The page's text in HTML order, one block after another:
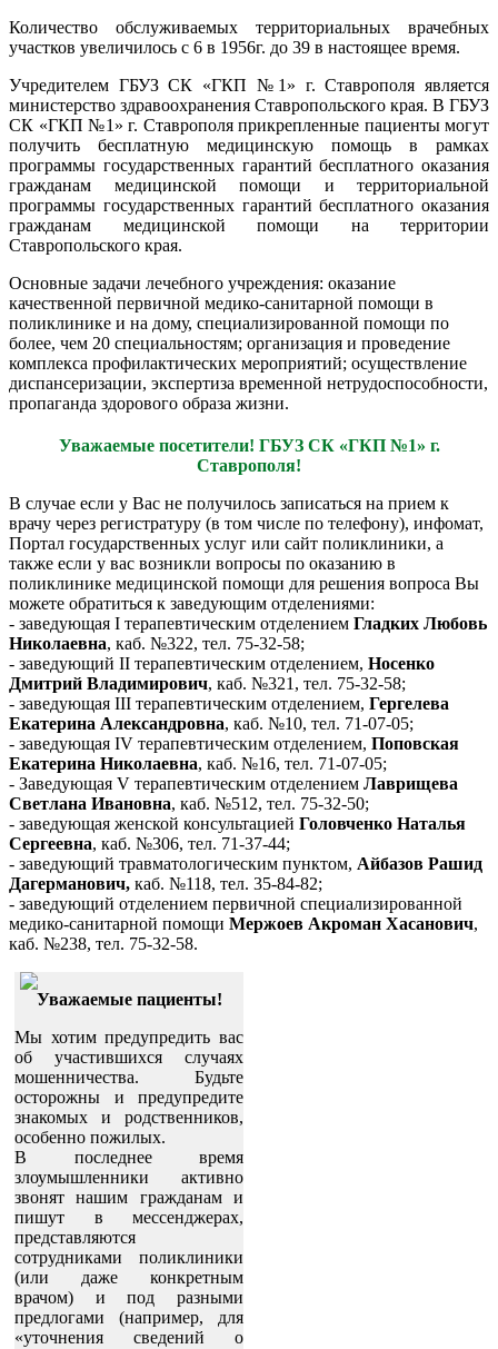
Количество обслуживаемых территориальных врачебных
участков увеличилось с 6 в 1956г. до 39 в настоящее время.
Учредителем ГБУЗ СК «ГКП №1» г. Ставрополя является
министерство здравоохранения Ставропольского края. В ГБУЗ
СК «ГКП №1» г. Ставрополя прикрепленные пациенты могут
получить бесплатную медицинскую помощь в рамках
программы государственных гарантий бесплатного оказания
гражданам медицинской помощи и территориальной
программы государственных гарантий бесплатного оказания
гражданам медицинской помощи на территории
Ставропольского края.
Основные задачи лечебного учреждения: оказание
качественной первичной медико-санитарной помощи в
поликлинике и на дому, специализированной помощи по
более, чем 20 специальностям; организация и проведение
комплекса профилактических мероприятий; осуществление
диспансеризации, экспертиза временной нетрудоспособности,
пропаганда здорового образа жизни.
Уважаемые посетители! ГБУЗ СК «ГКП №1» г.
Ставрополя!
В случае если у Вас не получилось записаться на прием к
врачу через регистратуру (в том числе по телефону), инфомат,
Портал государственных услуг или сайт поликлиники, а
также если у вас возникли вопросы по оказанию в
поликлинике медицинской помощи для решения вопроса Вы
можете обратиться к заведующим отделениями:
- заведующая I терапевтическим отделением Гладких Любовь
Николаевна, каб. №322, тел. 75-32-58;
- заведующий II терапевтическим отделением, Носенко
Дмитрий Владимирович, каб. №321, тел. 75-32-58;
- заведующая III терапевтическим отделением, Гергелева
Екатерина Александровна, каб. №10, тел. 71-07-05;
- заведующая IV терапевтическим отделением, Поповская
Екатерина Николаевна, каб. №16, тел. 71-07-05;
- Заведующая V терапевтическим отделением Лаврищева
Светлана Ивановна, каб. №512, тел. 75-32-50;
- заведующая женской консультацией Головченко Наталья
Сергеевна, каб. №306, тел. 71-37-44;
- заведующий травматологическим пунктом, Айбазов Рашид
Дагерманович, каб. №118, тел. 35-84-82;
- заведующий отделением первичной специализированной
медико-санитарной помощи Мержоев Акроман Хасанович,
каб. №238, тел. 75-32-58.
Уважаемые пациенты!
Мы хотим предупредить вас
об участившихся случаях
мошенничества. Будьте
осторожны и предупредите
знакомых и родственников,
особенно пожилых.
В последнее время
злоумышленники активно
звонят нашим гражданам и
пишут в мессенджерах,
представляются
сотрудниками поликлиники
(или даже конкретным
врачом) и под разными
предлогами (например, для
«уточнения сведений о